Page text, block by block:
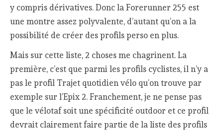
y compris dérivatives. Donc la Forerunner 255 est
une montre assez polyvalente, d’autant qu’on a la
possibilité de créer des profils perso en plus.
Mais sur cette liste, 2 choses me chagrinent. La
première, c’est que parmi les profils cyclistes, il n’y a
pas le profil Trajet quotidien vélo qu’on trouve par
exemple sur l’Epix 2. Franchement, je ne pense pas
que le vélotaf soit une spécificité outdoor et ce profil
devrait clairement faire partie de la liste des profils